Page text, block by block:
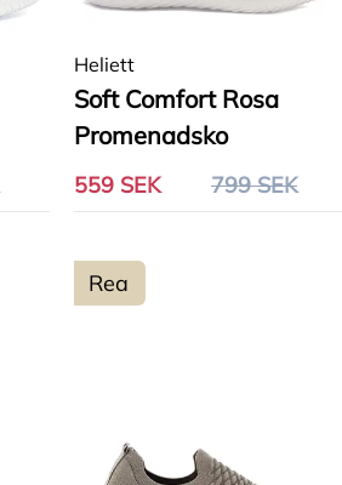
Heliett
Soft Comfort Rosa
Promenadsko
559 SEK 799 SEK
Rea